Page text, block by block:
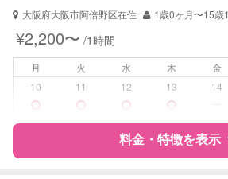
病児対応 病児、病後児、
障がい児対応 対応可否は個別
レッスン なし
大阪府大阪市阿倍野区在住
1歳0ヶ月〜15歳
¥2,200〜 /1時間
月 火 水 木 金
10
11 12 13 14
料金・特徴を表示